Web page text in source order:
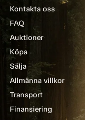
Kontakta oss
FAQ
Auktioner
Köpa
Sälja
Allmänna villkor
Transport
Finansiering